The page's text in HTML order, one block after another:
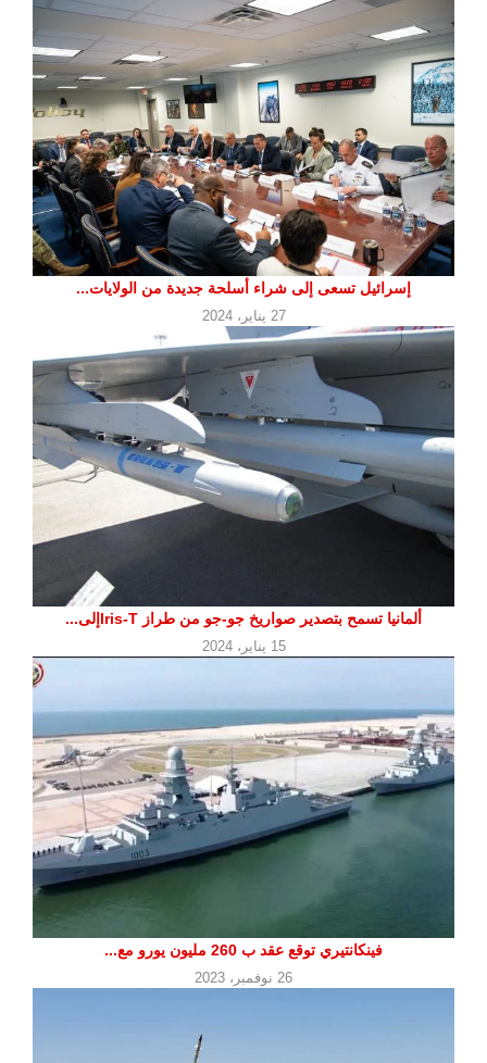
إسرائيل تسعى إلى شراء أسلحة جديدة من الولايات...
27 يناير، 2024
ألمانيا تسمح بتصدير صواريخ جو-جو من طراز Iris-Tإلى...
15 يناير، 2024
فينكانتيري توقع عقد ب 260 مليون يورو مع...
26 نوفمبر، 2023